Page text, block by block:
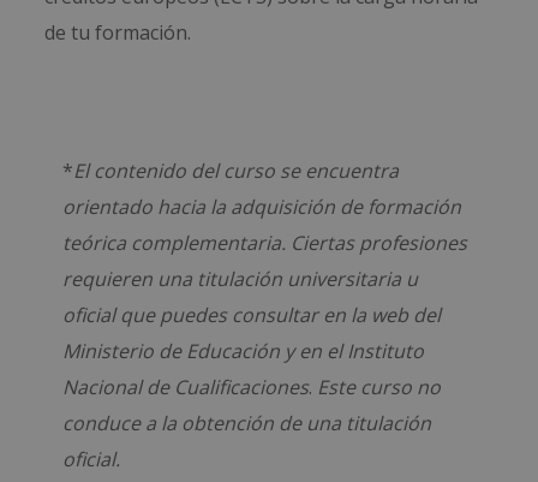
de tu formación.
*El contenido del curso se encuentra
orientado hacia la adquisición de formación
teórica complementaria. Ciertas profesiones
requieren una titulación universitaria u
oficial que puedes consultar en la web del
Ministerio de Educación y en el Instituto
Nacional de Cualificaciones. Este curso no
conduce a la obtención de una titulación
oficial.